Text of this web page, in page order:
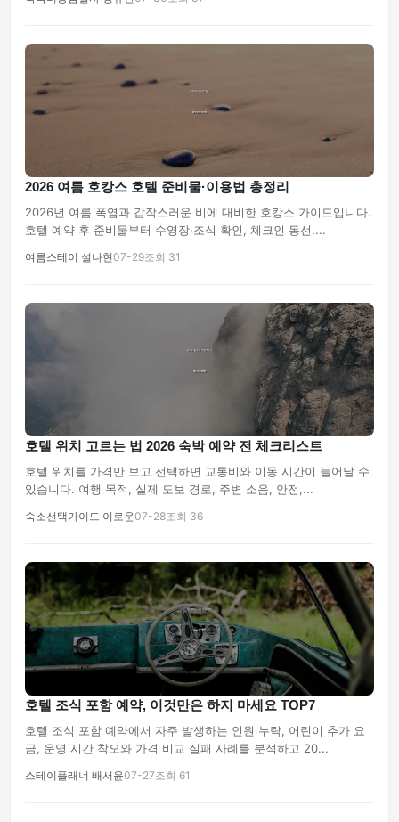
2026 여름 호캉스 호텔 준비물·이용법 총정리
2026년 여름 폭염과 갑작스러운 비에 대비한 호캉스 가이드입니다.
호텔 예약 후 준비물부터 수영장·조식 확인, 체크인 동선,...
여름스테이 설나현07-29조회 31
호텔 위치 고르는 법 2026 숙박 예약 전 체크리스트
호텔 위치를 가격만 보고 선택하면 교통비와 이동 시간이 늘어날 수
있습니다. 여행 목적, 실제 도보 경로, 주변 소음, 안전,...
숙소선택가이드 이로운07-28조회 36
호텔 조식 포함 예약, 이것만은 하지 마세요 TOP7
호텔 조식 포함 예약에서 자주 발생하는 인원 누락, 어린이 추가 요
금, 운영 시간 착오와 가격 비교 실패 사례를 분석하고 20...
스테이플래너 배서윤07-27조회 61